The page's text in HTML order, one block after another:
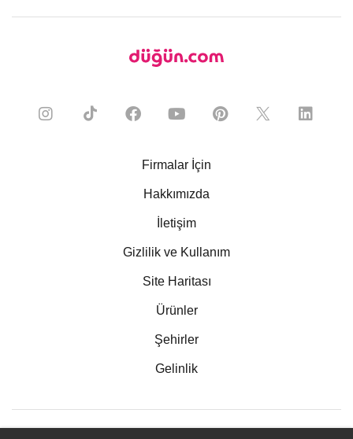
Firmalar İçin
Hakkımızda
İletişim
Gizlilik ve Kullanım
Site Haritası
Ürünler
Şehirler
Gelinlik